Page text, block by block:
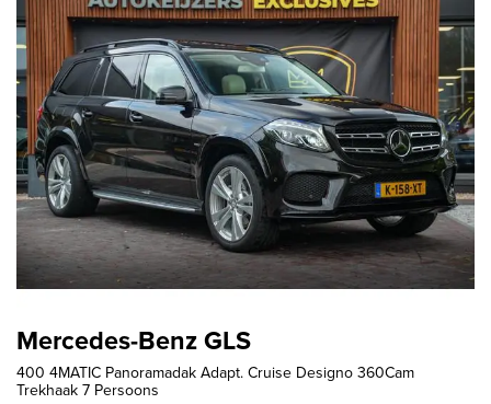
Mercedes-Benz GLS
400 4MATIC Panoramadak Adapt. Cruise Designo 360Cam
Trekhaak 7 Persoons